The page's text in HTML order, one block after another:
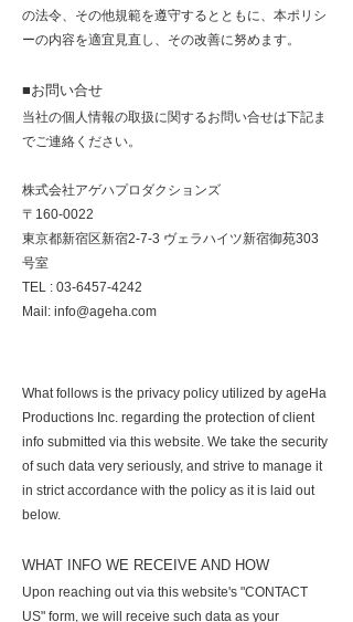
の法令、その他規範を遵守するとともに、本ポリシ
ーの内容を適宜見直し、その改善に努めます。
■お問い合せ
当社の個人情報の取扱に関するお問い合せは下記ま
でご連絡ください。
株式会社アゲハプロダクションズ
〒160-0022
東京都新宿区新宿2-7-3 ヴェラハイツ新宿御苑303
号室
TEL : 03-6457-4242
Mail: info@ageha.com
What follows is the privacy policy utilized by ageHa
Productions Inc. regarding the protection of client
info submitted via this website. We take the security
of such data very seriously, and strive to manage it
in strict accordance with the policy as it is laid out
below.
WHAT INFO WE RECEIVE AND HOW
Upon reaching out via this website's "CONTACT
US" form, we will receive such data as your